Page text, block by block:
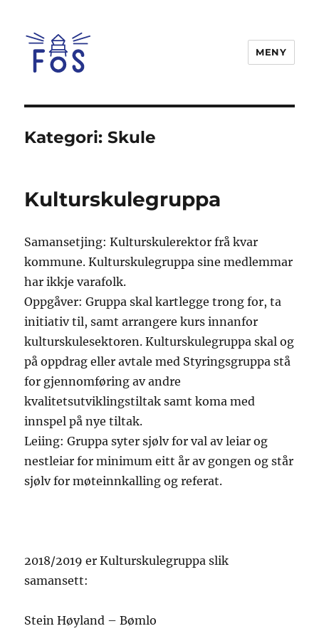
MENY
Kategori:Skule
Kulturskulegruppa
Samansetjing: Kulturskulerektor frå kvar
kommune. Kulturskulegruppa sine medlemmar
har ikkje varafolk.
Oppgåver: Gruppa skal kartlegge trong for, ta
initiativ til, samt arrangere kurs innanfor
kulturskulesektoren. Kulturskulegruppa skal og
på oppdrag eller avtale med Styringsgruppa stå
for gjennomføring av andre
kvalitetsutviklingstiltak samt koma med
innspel på nye tiltak.
Leiing: Gruppa syter sjølv for val av leiar og
nestleiar for minimum eitt år av gongen og står
sjølv for møteinnkalling og referat.
2018/2019 er Kulturskulegruppa slik
samansett:
Stein Høyland – Bømlo